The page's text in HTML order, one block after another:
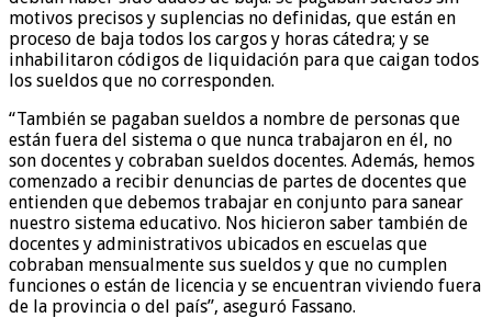
motivos precisos y suplencias no definidas, que están en
proceso de baja todos los cargos y horas cátedra; y se
inhabilitaron códigos de liquidación para que caigan todos
los sueldos que no corresponden.
“También se pagaban sueldos a nombre de personas que
están fuera del sistema o que nunca trabajaron en él, no
son docentes y cobraban sueldos docentes. Además, hemos
comenzado a recibir denuncias de partes de docentes que
entienden que debemos trabajar en conjunto para sanear
nuestro sistema educativo. Nos hicieron saber también de
docentes y administrativos ubicados en escuelas que
cobraban mensualmente sus sueldos y que no cumplen
funciones o están de licencia y se encuentran viviendo fuera
de la provincia o del país”, aseguró Fassano.